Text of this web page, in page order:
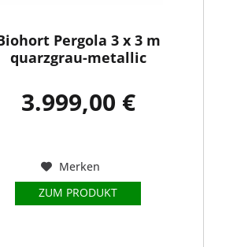
Pergola 3 x 3 m
quarzgrau-metallic
3.999,00 €
Merken
ZUM PRODUKT